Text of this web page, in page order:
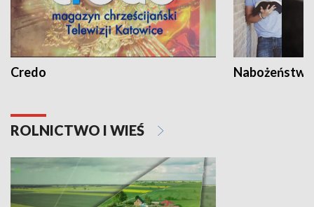
Credo
ROLNICTWO I WIEŚ